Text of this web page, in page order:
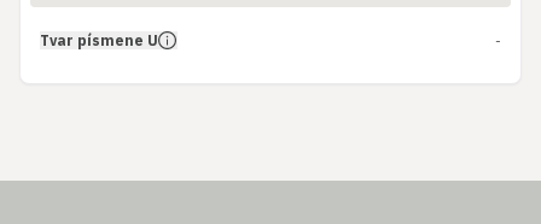
Tvar písmene U -